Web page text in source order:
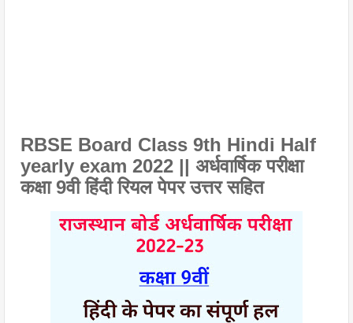
RBSE Board Class 9th Hindi Half
yearly exam 2022 || अर्धवार्षिक परीक्षा
कक्षा 9वी हिंदी रियल पेपर उत्तर सहित